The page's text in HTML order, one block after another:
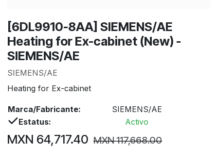
[6DL9910-8AA] SIEMENS/AE
Heating for Ex-cabinet (New) -
SIEMENS/AE
SIEMENS/AE
Heating for Ex-cabinet
Marca/Fabricante:
SIEMENS/AE
Estatus:
Activo
MXN 64,717.40 MXN117,668.00